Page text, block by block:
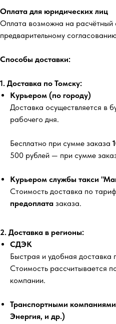
Оплата для юридических лиц
Оплата возможна на расчётный
предварительному
Способы доставки:
1. Доставка по Томску:
Курьером (по городу)
Доставка осуществляется в
рабочего дня.
Бесплатно при сумме заказа
500 рублей — при сумме
Курьером службы такси
Стоимость доставка по
предоплата заказа.
2. Доставка в регионы:
СДЭК
Быстрая и удобная доставка
Стоимость рассчитывается
компании.
Транспортными
Энергия, и др.)